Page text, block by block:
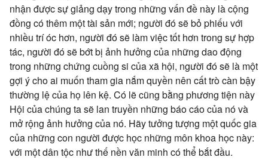
nhận được sự giảng dạy trong những vấn đề này là cộng
đồng có thêm một tài sản mới; người đó sẽ bỏ phiếu với
nhiều trí óc hơn, người đó sẽ làm việc tốt hơn trong sự hợp
tác, người đó sẽ bớt bị ảnh hưởng của những dao động
trong những chứng cuồng si của xã hội, người đó sẽ là một
gợi ý cho ai muốn tham gia nắm quyền nên cất trò càn bậy
thường lệ của họ lên kệ. Có lẽ cũng bằng phương tiện này
Hội của chúng ta sẽ lan truyền những báo cáo của nó và
mở rộng ảnh hưởng của nó. Hãy tưởng tượng một quốc gia
của những con người được học những môn khoa học này:
với một dân tộc như thế nền văn minh có thể bắt đầu.